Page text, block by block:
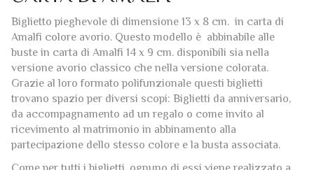
Biglietto pieghevole di dimensione 13 x 8 cm. in carta di
Amalfi colore avorio. Questo modello è abbinabile alle
buste in carta di Amalfi 14 x 9 cm. disponibili sia nella
versione avorio classico che nella versione colorata.
Grazie al loro formato polifunzionale questi biglietti
trovano spazio per diversi scopi: Biglietti da anniversario,
da accompagnamento ad un regalo o come invito al
ricevimento al matrimonio in abbinamento alla
partecipazione dello stesso colore e la busta associata.
Come per tutti i biglietti, ognuno di essi viene realizzato a